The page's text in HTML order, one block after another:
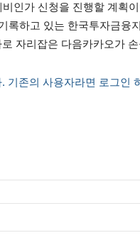
인가 신청을 진행할 계획
록하고 있는 한국투자금융
자리잡은 다음카카오가
기존의 사용자라면 로그인